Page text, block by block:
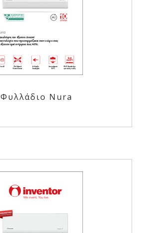
Φυλλάδιο Nura